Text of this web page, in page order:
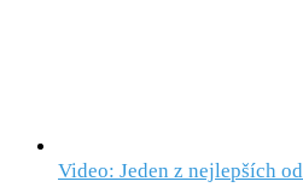
Video: Jeden z nejlepších